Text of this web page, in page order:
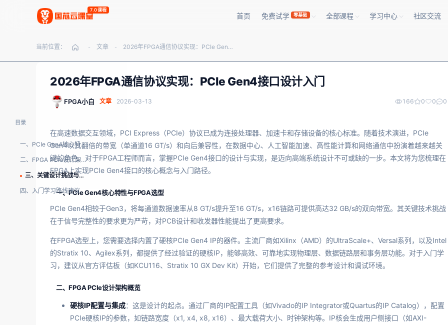
7.0课程
首页 免费试学 零基础 全部课程 学习中心 社区交流
当前位置： - 文章 - 2026年FPGA通信协议实现：PCIe Gen4接口设计入门
2026年FPGA通信协议实现：PCIe Gen4接口设计入门
FPGA小白 文章 2026-03-13 166 0 0 0
目录
一、PCIe Gen4核心特性与FPGA选型
二、FPGA PCIe设计架构概览
三、关键设计挑战与调试技巧
四、入门学习路线建议
在高速数据交互领域，PCI Express（PCIe）协议已成为连接处理器、加速卡和存储设备的核心标准。随着技术演进，PCIe
Gen4以其翻倍的带宽（单通道16 GT/s）和向后兼容性，在数据中心、人工智能加速、高性能计算和网络通信中扮演着越来越关
键的角色。对于FPGA工程师而言，掌握PCIe Gen4接口的设计与实现，是迈向高端系统设计不可或缺的一步。本文将为您梳理在
FPGA上实现PCIe Gen4接口的核心概念与入门路径。
一、PCIe Gen4核心特性与FPGA选型
PCIe Gen4相较于Gen3，将每通道数据速率从8 GT/s提升至16 GT/s，x16链路可提供高达32 GB/s的双向带宽。其关键技术挑战
在于信号完整性的要求更为严苛，对PCB设计和收发器性能提出了更高要求。
在FPGA选型上，您需要选择内置了硬核PCIe Gen4 IP的器件。主流厂商如Xilinx（AMD）的UltraScale+、Versal系列，以及Intel
的Stratix 10、Agilex系列，都提供了经过验证的硬核IP，能够高效、可靠地实现物理层、数据链路层和事务层功能。对于入门学
习，建议从官方评估板（如KCU116、Stratix 10 GX Dev Kit）开始，它们提供了完整的参考设计和调试环境。
二、FPGA PCIe设计架构概览
硬核IP配置与集成：这是设计的起点。通过厂商的IP配置工具（如Vivado的IP Integrator或Quartus的IP Catalog），配置
PCIe硬核IP的参数，如链路宽度（x1, x4, x8, x16）、最大载荷大小、时钟架构等。IP核会生成用户侧接口（如AXI-